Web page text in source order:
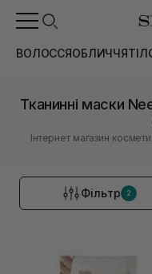
ВОЛОССЯОБЛИЧЧЯ
Тканинні маски
Інтернет магазин
Фільтр 2